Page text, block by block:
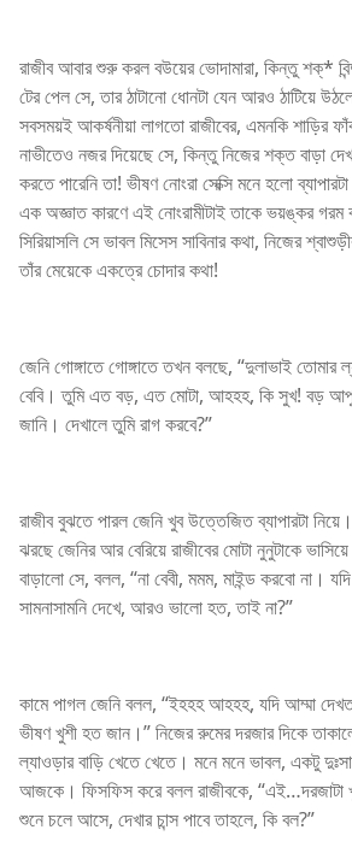
রাজীব আবার শুরু করল বউয়ের ভোদামারা, কিন্তু শক্*
টের পেল সে, তার ঠাটানো ধোনটা যেন আরও ঠাটিয়ে
সবসময়ই আকর্ষনীয়া লাগতো রাজীবের, এমনকি শাড়ির
নাভীতেও নজর দিয়েছে সে, কিন্তু নিজের শক্ত বাড়া
করতে পারেনি তা! ভীষণ নোংরা সেক্সি মনে হলো
এক অজ্ঞাত কারণে এই নোংরামীটাই তাকে ভয়ঙ্কর
সিরিয়াসলি সে ভাবল মিসেস সাবিনার কথা, নিজের
তাঁর মেয়েকে একত্রে চোদার কথা!
জেনি গোঙ্গাতে গোঙ্গাতে তখন বলছে, “দুলাভাই তোমার
বেবি। তুমি এত বড়, এত মোটা, আহহহ, কি সুখ! বড়
জানি। দেখালে তুমি রাগ করবে?”
রাজীব বুঝতে পারল জেনি খুব উত্তেজিত ব্যাপারটা
ঝরছে জেনির আর বেরিয়ে রাজীবের মোটা নুনুটাকে
বাড়ালো সে, বলল, “না বেবী, মমম, মাইন্ড করবো না।
সামনাসামনি দেখে, আরও ভালো হত, তাই না?”
কামে পাগল জেনি বলল, “ইহহহ আহহহ, যদি আম্মা
ভীষণ খুশী হত জান।” নিজের রুমের দরজার দিকে
ল্যাওড়ার বাড়ি খেতে খেতে। মনে মনে ভাবল, একটু
আজকে। ফিসফিস করে বলল রাজীবকে, “এই…দরজাটা
শুনে চলে আসে, দেখার চান্স পাবে তাহলে, কি বল?”